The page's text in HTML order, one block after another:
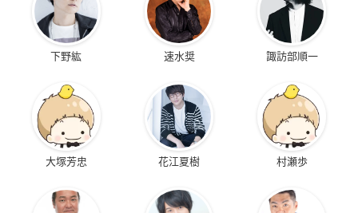
下野紘 速水奨 諏訪部順一
大塚芳忠 花江夏樹 村瀬歩